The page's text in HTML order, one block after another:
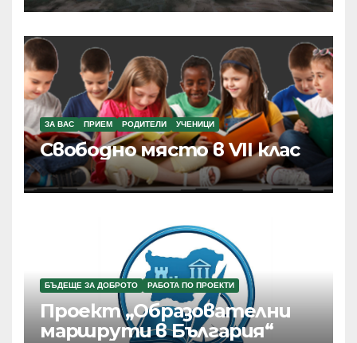
ЗА ВАС ПРИЕМ РОДИТЕЛИ УЧЕНИЦИ
Свободно място в VII клас
БЪДЕЩЕ ЗА ДОБРОТО РАБОТА ПО ПРОЕКТИ
Проект „Образователни
маршрути в България“